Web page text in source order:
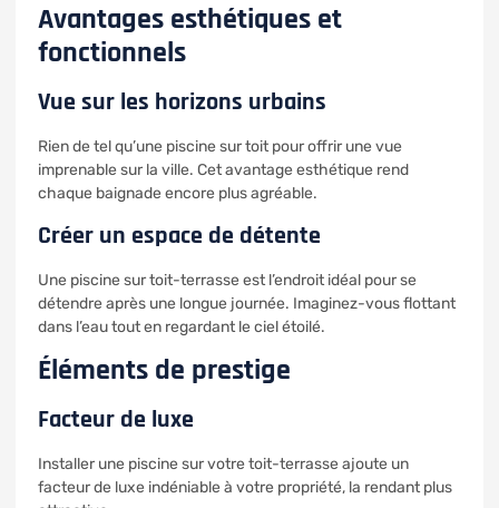
Avantages esthétiques et
fonctionnels
Vue sur les horizons urbains
Rien de tel qu’une piscine sur toit pour offrir une vue
imprenable sur la ville. Cet avantage esthétique rend
chaque baignade encore plus agréable.
Créer un espace de détente
Une piscine sur toit-terrasse est l’endroit idéal pour se
détendre après une longue journée. Imaginez-vous flottant
dans l’eau tout en regardant le ciel étoilé.
Éléments de prestige
Facteur de luxe
Installer une piscine sur votre toit-terrasse ajoute un
facteur de luxe indéniable à votre propriété, la rendant plus